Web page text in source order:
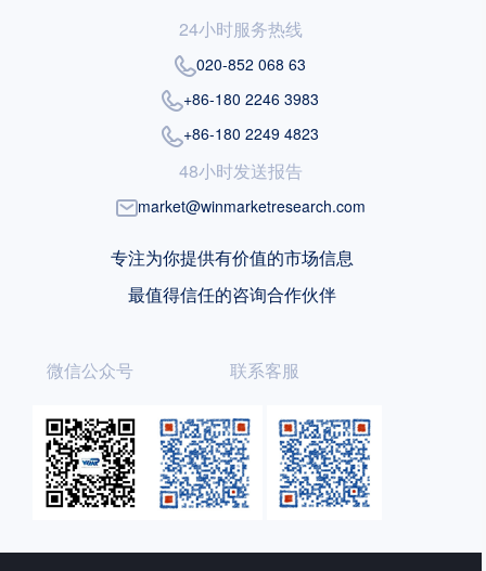
24小时服务热线
020-852 068 63
+86-180 2246 3983
+86-180 2249 4823
48小时发送报告
market@winmarketresearch.com
专注为你提供有价值的市场信息
最值得信任的咨询合作伙伴
微信公众号 联系客服